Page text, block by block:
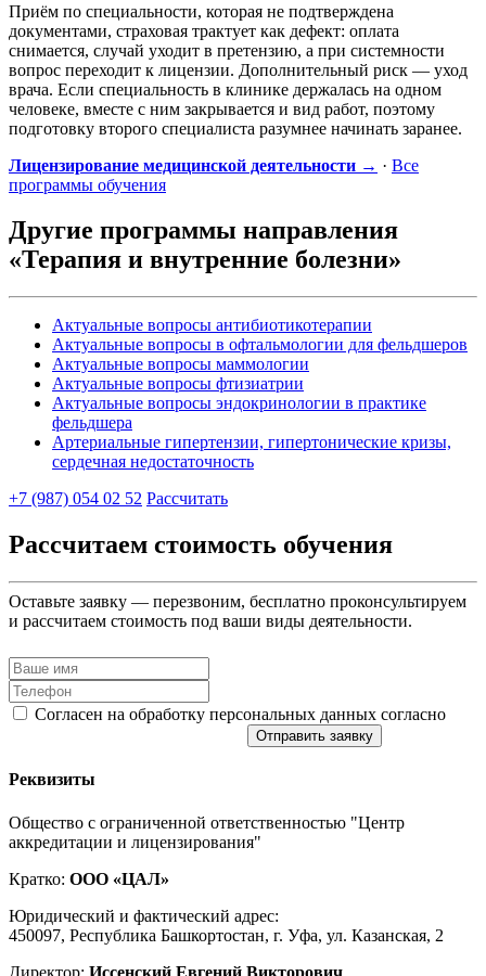
Приём по специальности, которая не подтверждена
документами, страховая трактует как дефект: оплата
снимается, случай уходит в претензию, а при системности
вопрос переходит к лицензии. Дополнительный риск — уход
врача. Если специальность в клинике держалась на одном
человеке, вместе с ним закрывается и вид работ, поэтому
подготовку второго специалиста разумнее начинать заранее.
Лицензирование медицинской деятельности → · Все
программы обучения
Другие программы направления
«Терапия и внутренние болезни»
Актуальные вопросы антибиотикотерапии
Актуальные вопросы в офтальмологии для фельдшеров
Актуальные вопросы маммологии
Актуальные вопросы фтизиатрии
Актуальные вопросы эндокринологии в практике
фельдшера
Артериальные гипертензии, гипертонические кризы,
сердечная недостаточность
+7 (987) 054 02 52 Рассчитать
Рассчитаем стоимость обучения
Оставьте заявку — перезвоним, бесплатно проконсультируем
и рассчитаем стоимость под ваши виды деятельности.
Согласен на обработку персональных данных согласно
Отправить заявку
Реквизиты
Общество с ограниченной ответственностью "Центр
аккредитации и лицензирования"
Кратко: ООО «ЦАЛ»
Юридический и фактический адрес:
450097, Республика Башкортостан, г. Уфа, ул. Казанская, 2
Директор: Иссенский Евгений Викторович